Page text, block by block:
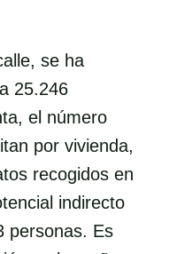
se ha
25.246
el número
por vivienda,
recogidos en
indirecto
personas. Es